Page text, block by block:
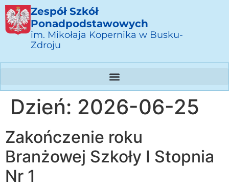
Zespół Szkół
Ponadpodstawowych
im. Mikołaja Kopernika w Busku-
Zdroju
Dzień: 2026-06-25
Zakończenie roku
Branżowej Szkoły I Stopnia
Nr 1